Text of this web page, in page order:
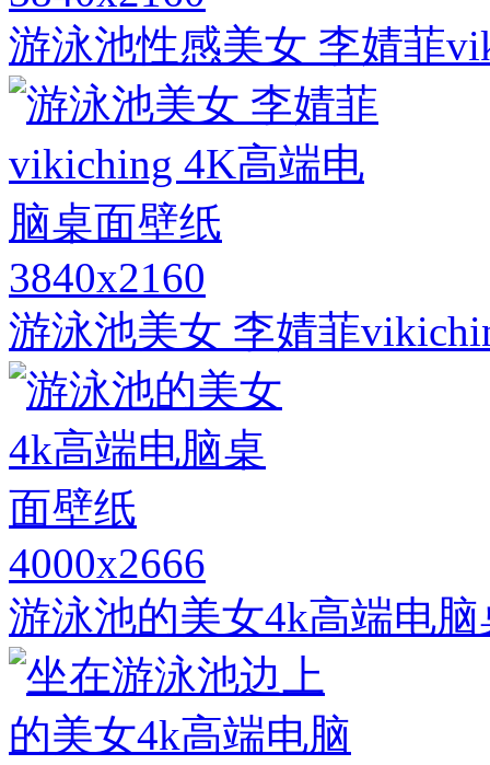
游泳池性感美女 李婧菲
3840x2160
游泳池美女 李婧菲
4000x2666
游泳池的美女4k高端电